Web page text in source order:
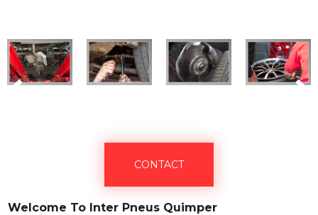
CONTACT
Welcome To Inter Pneus Quimper